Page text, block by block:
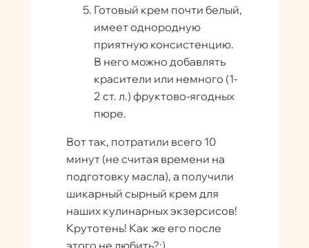
Готовый крем почти белый,
имеет однородную
приятную консистенцию.
В него можно добавлять
красители или немного (1-
2 ст. л.) фруктово-ягодных
пюре.
Вот так, потратили всего 10
минут (не считая времени на
подготовку масла), а получили
шикарный сырный крем для
наших кулинарных экзерсисов!
Крутотень! Как же его после
этого не любить?:)